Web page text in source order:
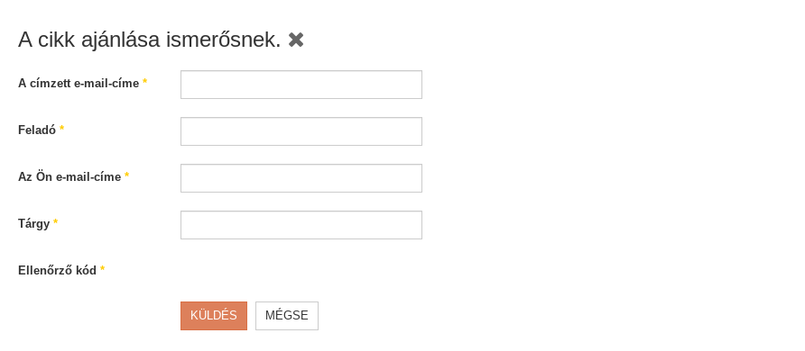
A cikk ajánlása ismerősnek.
A címzett e-mail-címe *
Feladó *
Az Ön e-mail-címe *
Tárgy *
Ellenőrző kód *
KÜLDÉS MÉGSE